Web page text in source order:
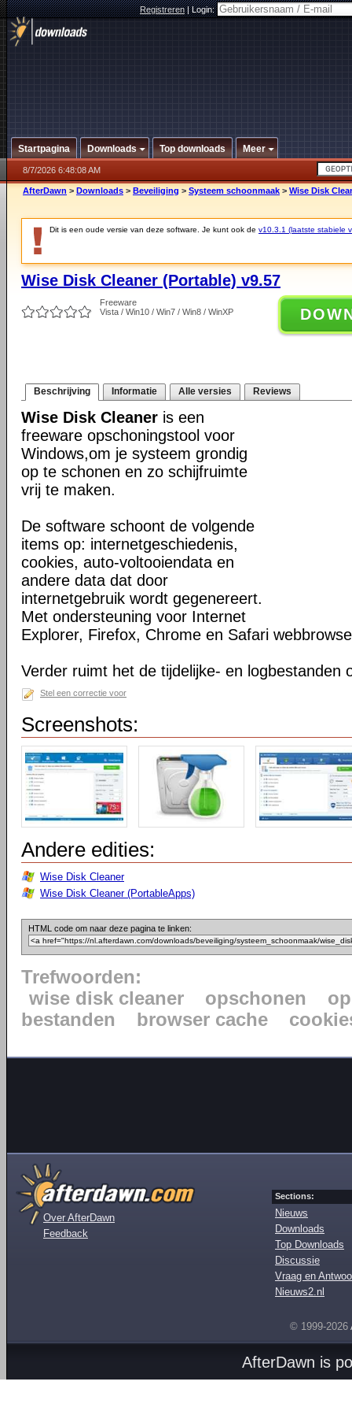
Registreren|Login:
Startpagina Downloads Top downloads Meer
8/7/2026 6:48:08 AM
AfterDawn > Downloads > Beveiliging > Systeem schoonmaak > Wise Disk
Dit is een oude versie van deze software. Je kunt ook de v10.3.1 (laatste stabiele
Wise Disk Cleaner (Portable) v9.57
Freeware
Vista / Win10 / Win7 / Win8 / WinXP
Beschrijving Informatie Alle versies Reviews
Wise Disk Cleaner is een
freeware opschoningstool voor
Windows,om je systeem grondig
op te schonen en zo schijfruimte
vrij te maken.
De software schoont de volgende
items op: internetgeschiedenis,
cookies, auto-voltooiendata en
andere data dat door
internetgebruik wordt gegenereert.
Met ondersteuning voor Internet
Explorer, Firefox, Chrome en Safari
Verder ruimt het de tijdelijke- en logbestanden
Stel een correctie voor
Screenshots:
Andere edities:
Wise Disk Cleaner
Wise Disk Cleaner (PortableApps)
HTML code om naar deze pagina te linken:
Trefwoorden:
wise disk cleaner
opschonen
bestanden
browser cache
Over AfterDawn
Feedback
Sections:
Nieuws
Downloads
Top Downloads
Discussie
Vraag en
Nieuws2.nl
© 1999-2026
AfterDawn is